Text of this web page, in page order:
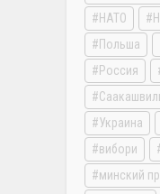
НАТО
Польша
Россия
Украина
вибори
минский